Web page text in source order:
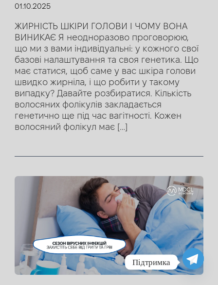
01.10.2025
ЖИРНІСТЬ ШКІРИ ГОЛОВИ І ЧОМУ ВОНА
ВИНИКАЄ Я неодноразово проговорюю,
що ми з вами індивідуальні: у кожного свої
базові налаштування та своя генетика. Що
має статися, щоб саме у вас шкіра голови
швидко жирніла, і що робити у такому
випадку? Давайте розбиратися. Кількість
волосяних фолікулів закладається
генетично ще під час вагітності. Кожен
волосяний фолікул має […]
Підтримка